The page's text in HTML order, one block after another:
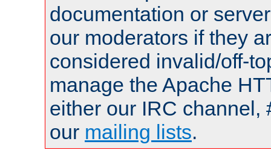
documentation or
our moderators if they
considered invalid/off-
manage the Apache
either our IRC channel,
our mailing lists.